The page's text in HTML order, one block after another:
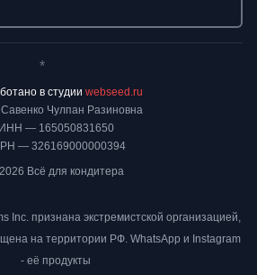
Чулпан Разиновна
ИНН — 165050831650
— 326169000000394
Всё для кондитера
*
в студии webseed.ru
Inc. признана экстремистской организацией,
на территории РФ. WhatsApp и Instagram
- её продукты